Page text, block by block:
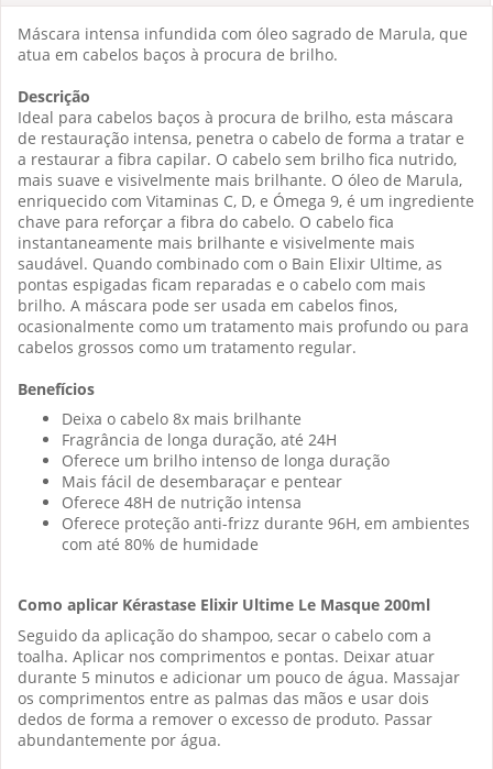
Máscara intensa infundida com óleo sagrado de Marula, que
atua em cabelos baços à procura de brilho.
Descrição
Ideal para cabelos baços à procura de brilho, esta máscara
de restauração intensa, penetra o cabelo de forma a tratar e
a restaurar a fibra capilar. O cabelo sem brilho fica nutrido,
mais suave e visivelmente mais brilhante. O óleo de Marula,
enriquecido com Vitaminas C, D, e Ómega 9, é um ingrediente
chave para reforçar a fibra do cabelo. O cabelo fica
instantaneamente mais brilhante e visivelmente mais
saudável. Quando combinado com o Bain Elixir Ultime, as
pontas espigadas ficam reparadas e o cabelo com mais
brilho. A máscara pode ser usada em cabelos finos,
ocasionalmente como um tratamento mais profundo ou para
cabelos grossos como um tratamento regular.
Benefícios
Deixa o cabelo 8x mais brilhante
Fragrância de longa duração, até 24H
Oferece um brilho intenso de longa duração
Mais fácil de desembaraçar e pentear
Oferece 48H de nutrição intensa
Oferece proteção anti-frizz durante 96H, em ambientes
com até 80% de humidade
Como aplicar Kérastase Elixir Ultime Le Masque 200ml
Seguido da aplicação do shampoo, secar o cabelo com a
toalha. Aplicar nos comprimentos e pontas. Deixar atuar
durante 5 minutos e adicionar um pouco de água. Massajar
os comprimentos entre as palmas das mãos e usar dois
dedos de forma a remover o excesso de produto. Passar
abundantemente por água.